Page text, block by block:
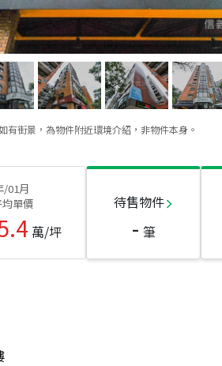
有街景，為物件附近環境介紹，非物件本身。
/01月
單價
萬/坪
待售物件
- 筆